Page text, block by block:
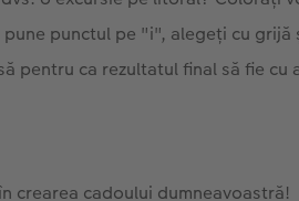
punctul pe "i", alegeți cu grijă
pentru ca rezultatul final să fie cu
crearea cadoului dumneavoastră!